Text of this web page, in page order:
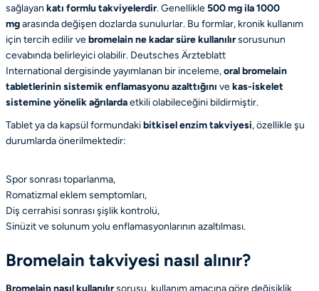
sağlayan katı formlu takviyelerdir. Genellikle500 mg ila 1000
mgarasında değişen dozlarda sunulurlar. Bu formlar, kronik kullanım
için tercih edilir vebromelain ne kadar süre kullanılırsorusunun
cevabında belirleyici olabilir. Deutsches Ärzteblatt
Internationaldergisinde yayımlanan bir inceleme,oral bromelain
tabletlerinin sistemik enflamasyonu azalttığını vekas-iskelet
sistemine yönelik ağrılardaetkili olabileceğini bildirmiştir.
Tablet ya da kapsül formundakibitkisel enzim takviyesi, özellikle şu
durumlarda önerilmektedir:
Spor sonrası toparlanma,
Romatizmal eklem semptomları,
Diş cerrahisi sonrası şişlik kontrolü,
Sinüzit ve solunum yolu enflamasyonlarının azaltılması.
Bromelain takviyesi nasıl alınır?
Bromelain nasıl kullanılırsorusu, kullanım amacına göre değişiklik